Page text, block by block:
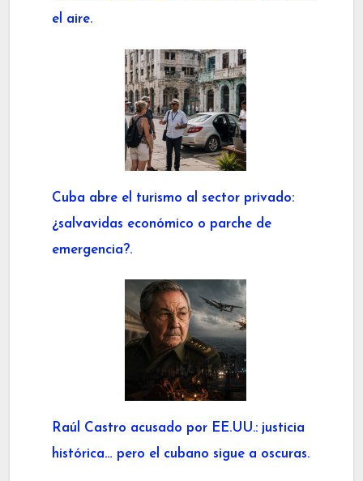
el aire.
Cuba abre el turismo al sector privado:
¿salvavidas económico o parche de
emergencia?.
Raúl Castro acusado por EE.UU.: justicia
histórica… pero el cubano sigue a oscuras.